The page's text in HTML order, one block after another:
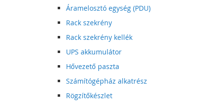
Áramelosztó egység (PDU)
Rack szekrény
Rack szekrény kellék
UPS akkumulátor
Hővezető paszta
Számítógépház alkatrész
Rögzítőkészlet